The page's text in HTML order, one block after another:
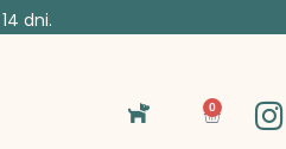
dni.
0